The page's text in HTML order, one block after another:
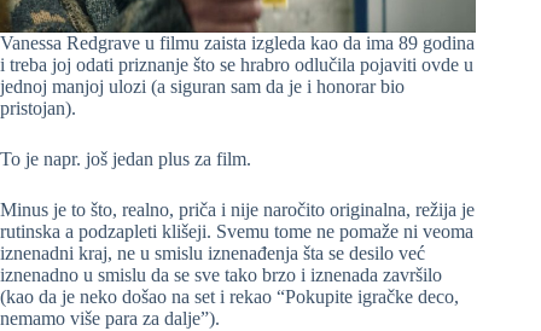
Vanessa Redgrave u filmu zaista izgleda kao da ima 89 godina
i treba joj odati priznanje što se hrabro odlučila pojaviti ovde u
jednoj manjoj ulozi (a siguran sam da je i honorar bio
pristojan).
To je napr. još jedan plus za film.
Minus je to što, realno, priča i nije naročito originalna, režija je
rutinska a podzapleti klišeji. Svemu tome ne pomaže ni veoma
iznenadni kraj, ne u smislu iznenađenja šta se desilo već
iznenadno u smislu da se sve tako brzo i iznenada završilo
(kao da je neko došao na set i rekao “Pokupite igračke deco,
nemamo više para za dalje”).